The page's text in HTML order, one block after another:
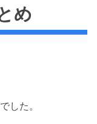
め
した。